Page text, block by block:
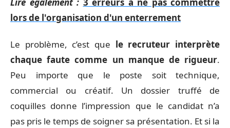
lors de l'organisation d'un enterrement
Le problème, c’est que le recruteur interprète
chaque faute comme un manque de rigueur.
Peu importe que le poste soit technique,
commercial ou créatif. Un dossier truffé de
coquilles donne l’impression que le candidat n’a
pas pris le temps de soigner sa présentation. Et si la